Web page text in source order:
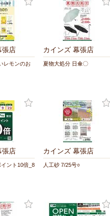
張店
レモンのお
カインズ 幕張店
夏物大処分 日傘〇
張店
ント10倍_8
カインズ 幕張店
人工砂 7/25号○